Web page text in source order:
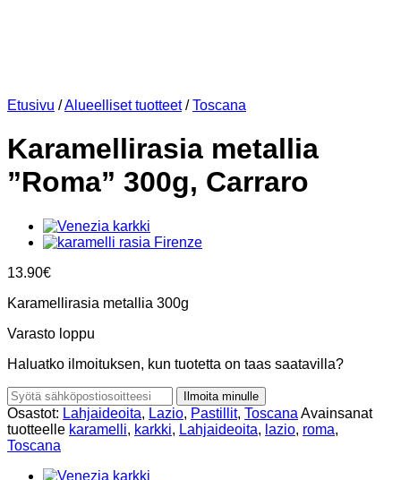
Etusivu /Alueelliset tuotteet / Toscana
Karamellirasia metallia
”Roma” 300g, Carraro
13.90€
Karamellirasia metallia 300g
Varasto loppu
Haluatko ilmoituksen, kun tuotetta on taas saatavilla?
Ilmoita minulle
Osastot: Lahjaideoita, Lazio, Pastillit, Toscana Avainsanat
tuotteelle karamelli, karkki, Lahjaideoita, lazio, roma,
Toscana